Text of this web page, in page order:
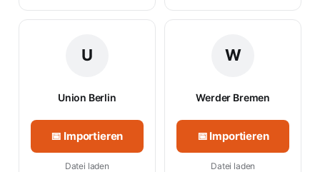
U
Union Berlin
📅 Importieren
Datei laden
W
Werder Bremen
📅 Importieren
Datei laden